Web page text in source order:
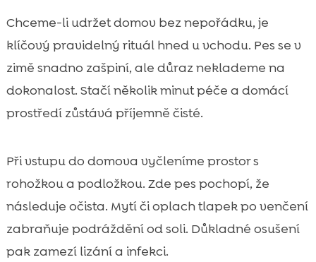
Chceme-li udržet domov bez nepořádku, je
klíčový pravidelný rituál hned u vchodu. Pes se v
zimě snadno zašpiní, ale důraz neklademe na
dokonalost. Stačí několik minut péče a domácí
prostředí zůstává příjemně čisté.
Při vstupu do domova vyčleníme prostor s
rohožkou a podložkou. Zde pes pochopí, že
následuje očista. Mytí či oplach tlapek po venčení
zabraňuje podráždění od soli. Důkladné osušení
pak zamezí lizání a infekci.